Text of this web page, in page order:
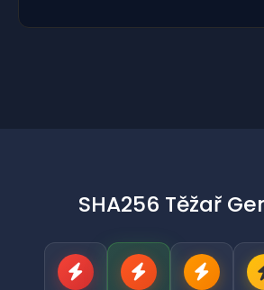
SHA256 Těžař